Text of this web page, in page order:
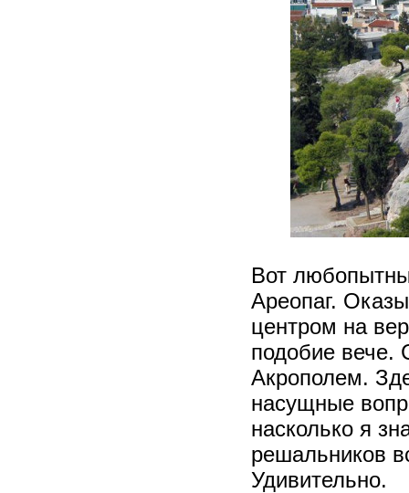
Вот
Ареопаг.
центром на
подобие вече.
Акрополем.
насущные
насколько я
решальников
Удивительно.